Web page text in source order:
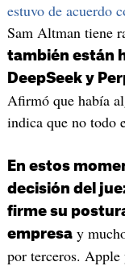
estuvo de acuerdo
Sam Altman tiene
también están
DeepSeek y
Afirmó que había
indica que no todo
En estos
decisión del
firme su
empresay
por terceros. Apple